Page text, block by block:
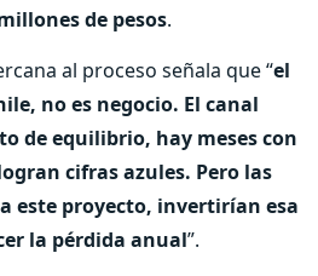
de pesos.
al proceso señala que “el
no es negocio. El canal
de equilibrio, hay meses con
cifras azules. Pero las
este proyecto, invertirían esa
la pérdida anual”.